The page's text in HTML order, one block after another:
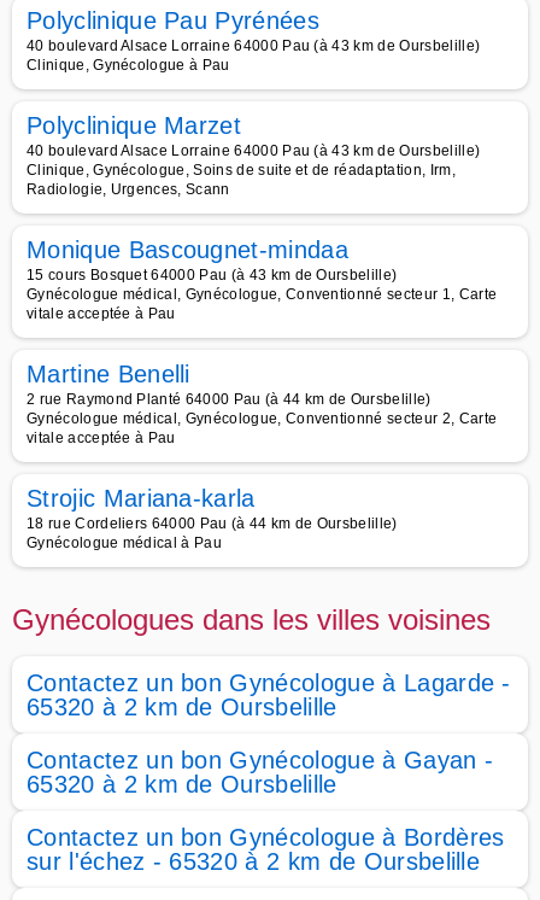
Polyclinique Pau Pyrénées
40 boulevard Alsace Lorraine 64000 Pau (à 43 km de Oursbelille)
Clinique, Gynécologue à Pau
Polyclinique Marzet
40 boulevard Alsace Lorraine 64000 Pau (à 43 km de Oursbelille)
Clinique, Gynécologue, Soins de suite et de réadaptation, Irm,
Radiologie, Urgences, Scann
Monique Bascougnet-mindaa
15 cours Bosquet 64000 Pau (à 43 km de Oursbelille)
Gynécologue médical, Gynécologue, Conventionné secteur 1, Carte
vitale acceptée à Pau
Martine Benelli
2 rue Raymond Planté 64000 Pau (à 44 km de Oursbelille)
Gynécologue médical, Gynécologue, Conventionné secteur 2, Carte
vitale acceptée à Pau
Strojic Mariana-karla
18 rue Cordeliers 64000 Pau (à 44 km de Oursbelille)
Gynécologue médical à Pau
Gynécologues dans les villes voisines
Contactez un bon Gynécologue à Lagarde -
65320 à 2 km de Oursbelille
Contactez un bon Gynécologue à Gayan -
65320 à 2 km de Oursbelille
Contactez un bon Gynécologue à Bordères
sur l'échez - 65320 à 2 km de Oursbelille